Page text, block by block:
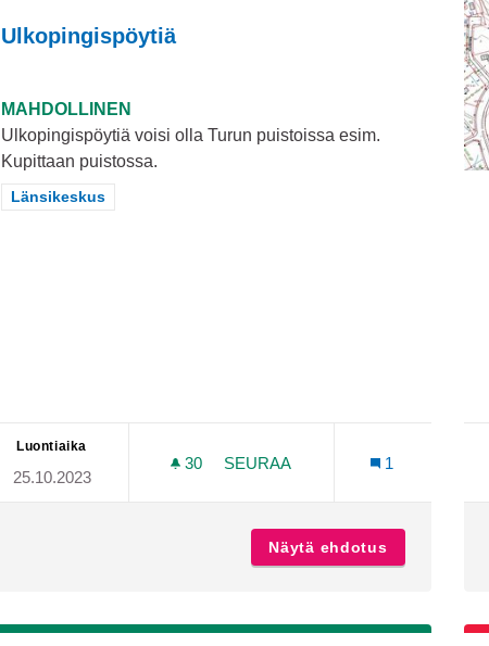
Ulkopingispöytiä
MAHDOLLINEN
Ulkopingispöytiä voisi olla Turun puistoissa esim.
Kupittaan puistossa.
Rajaa tulokset teeman mukaan: Länsikeskus
Länsikeskus
Luontiaika
25.10.2023
30 30 SEURAAJAA
SEURAA
1
Näytä ehdotus